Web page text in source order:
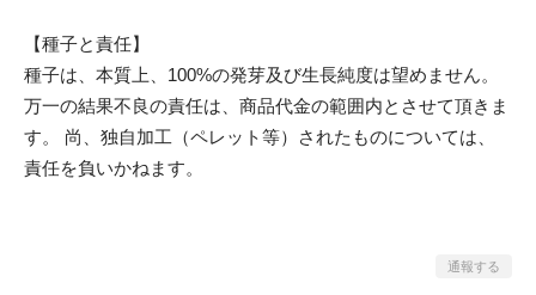
【種子と責任】
種子は、本質上、100%の発芽及び生長純度は望めません。
万一の結果不良の責任は、商品代金の範囲内とさせて頂きま
す。 尚、独自加工（ペレット等）されたものについては、
責任を負いかねます。
通報する